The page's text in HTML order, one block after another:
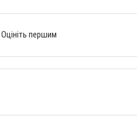
Оцініть першим